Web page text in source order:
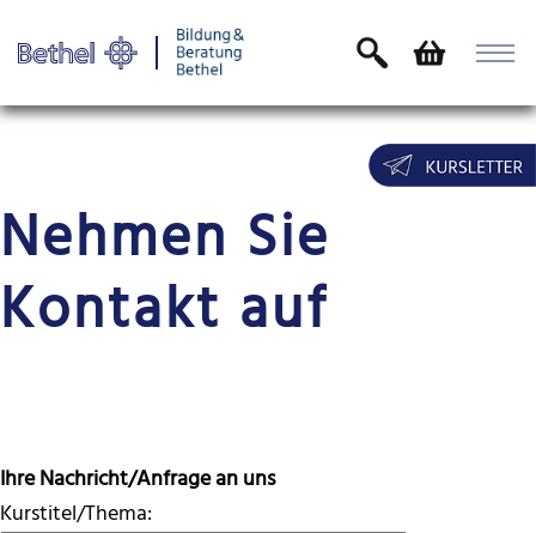
Nehmen Sie
Kontakt auf
Ihre Nachricht/Anfrage an uns
Kurstitel/Thema: